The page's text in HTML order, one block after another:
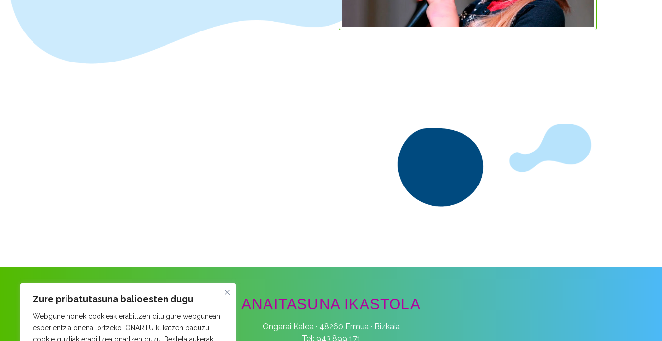
Zure pribatutasuna balioesten dugu
Webgune honek cookieak erabiltzen ditu gure webgunean
esperientzia onena lortzeko. ONARTU klikatzen baduzu,
cookie guztiak erabiltzea onartzen duzu. Bestela aukerak
ANAITASUNA IKASTOLA
Ongarai Kalea · 48260 Ermua · Bizkaia
Tel: 943 899 171